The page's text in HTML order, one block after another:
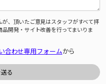
、頂いたご意見はスタッフがすべて拝
開発・サイト改善を行ってまいりま
合わせ専用フォームから